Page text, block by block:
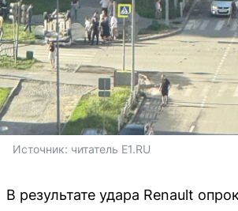
Источник: читатель E1.RU
В результате удара Renault